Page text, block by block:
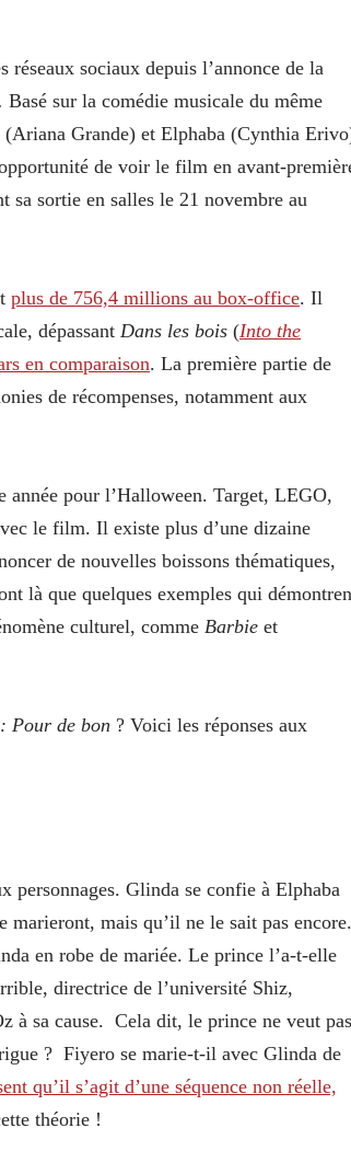
réseaux sociaux depuis l’annonce de la
.Basé sur la comédie musicale du même
Grande) et Elphaba (Cynthia
de voir le film en avant-
sa sortie en salles le 21 novembre au
plus de 756,4 millions au box-office. Il
dépassant Dans les bois (Into the
en comparaison. La première partie de
de récompenses, notamment aux
année pour l’Halloween. Target, LEGO,
le film. Il existe plus d’une dizaine
de nouvelles boissons thématiques,
là que quelques exemples qui
culturel, comme Barbie et
Pour de bon ? Voici les réponses aux
personnages. Glinda se confie à Elphaba
marieront, mais qu’il ne le sait pas encore.
en robe de mariée. Le prince l’a‑t-elle
directrice de l’université Shiz,
à sa cause. Cela dit, le prince ne veut pas
? Fiyero se marie-t-il avec Glinda de
qu’il s’agit d’une séquence non réelle,
théorie !